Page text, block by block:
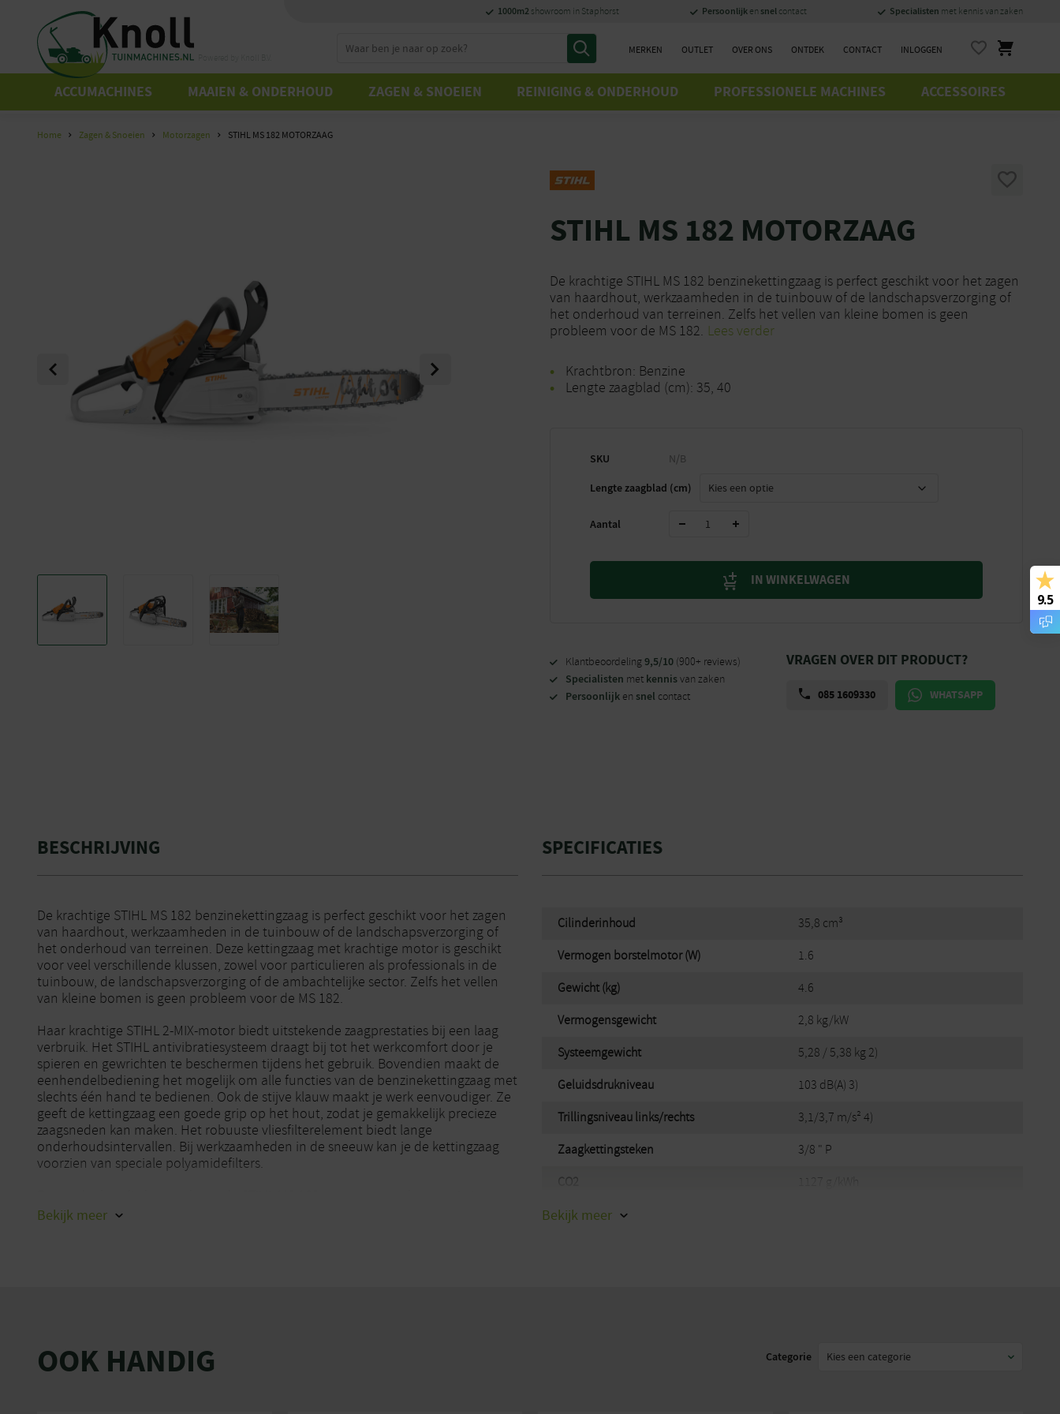
1000m2 showroom in Staphorst Persoonlijk en snel contact Specialisten met kennis van zaken
MERKEN OUTLET OVER ONS ONTDEK CONTACT INLOGGEN
ACCUMACHINES MAAIEN & ONDERHOUD ZAGEN & SNOEIEN REINIGING & ONDERHOUD PROFESSIONELE MACHINES ACCESSOIRES
Home Zagen & Snoeien Motorzagen STIHL MS 182 MOTORZAAG
Previous Next
STIHL MS 182 MOTORZAAG
De krachtige STIHL MS 182 benzinekettingzaag is perfect geschikt voor het zagen
van haardhout, werkzaamheden in de tuinbouw of de landschapsverzorging of
het onderhoud van terreinen. Zelfs het vellen van kleine bomen is geen
probleem voor de MS 182. Lees verder
Krachtbron: Benzine
Lengte zaagblad (cm): 35, 40
SKU N/B
Lengte zaagblad (cm)
Aantal
IN WINKELWAGEN
Klantbeoordeling9,5/10 (900+ reviews)
Specialisten met kennisvan zaken
Persoonlijk en snel contact
VRAGEN OVER DIT PRODUCT?
085 1609330 WHATSAPP
BESCHRIJVING
De krachtige STIHL MS 182 benzinekettingzaag is perfect geschikt voor het zagen
van haardhout, werkzaamheden in de tuinbouw of de landschapsverzorging of
het onderhoud van terreinen. Deze kettingzaag met krachtige motor is geschikt
voor veel verschillende klussen, zowel voor particulieren als professionals in de
tuinbouw, de landschapsverzorging of de ambachtelijke sector. Zelfs het vellen
van kleine bomen is geen probleem voor de MS 182.
Haar krachtige STIHL 2-MIX-motor biedt uitstekende zaagprestaties bij een laag
verbruik. Het STIHL antivibratiesysteem draagt bij tot het werkcomfort door je
spieren en gewrichten te beschermen tijdens het gebruik. Bovendien maakt de
eenhendelbediening het mogelijk om alle functies van de benzinekettingzaag met
slechts één hand te bedienen. Ook de stijve klauw maakt je werk eenvoudiger. Ze
geeft de kettingzaag een goede grip op het hout, zodat je gemakkelijk precieze
zaagsneden kan maken. Het robuuste vliesfilterelement biedt lange
onderhoudsintervallen. Bij werkzaamheden in de sneeuw kan je de kettingzaag
voorzien van speciale polyamidefilters.
kettingzaag onmiddellijk dankzij de combihendel met stopfunctie. Die veert
automatisch terug naar de werkstand. Met de zijdelingse kettingspanner span je
Veelzijdige benzinekettingzaag voor het zagen van haardhout en het
onderhoud van terreinen
Bekijk meer
SPECIFICATIES
Cilinderinhoud 35,8 cm³
Vermogen borstelmotor (W) 1.6
Gewicht (kg) 4.6
Vermogensgewicht 2,8 kg/kW
Systeemgewicht 5,28 / 5,38 kg 2)
Geluidsdrukniveau 103 dB(A) 3)
Trillingsniveau links/rechts 3,1/3,7 m/s² 4)
Zaagkettingsteken 3/8 " P
CO2 1127 g/kWh
Lengte zaagblad (cm)
Bekijk meer
OOK HANDIG Categorie
9.5